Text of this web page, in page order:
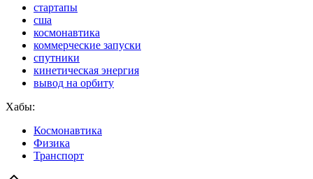
стартапы
сша
космонавтика
коммерческие запуски
спутники
кинетическая энергия
вывод на орбиту
Хабы:
Космонавтика
Физика
Транспорт